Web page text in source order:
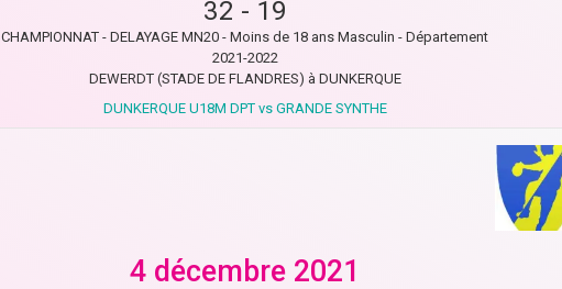
32 - 19
CHAMPIONNAT - DELAYAGE MN20 - Moins de 18 ans Masculin - Département
2021-2022
DEWERDT (STADE DE FLANDRES) à DUNKERQUE
DUNKERQUE U18M DPT vs GRANDE SYNTHE
4 décembre 2021